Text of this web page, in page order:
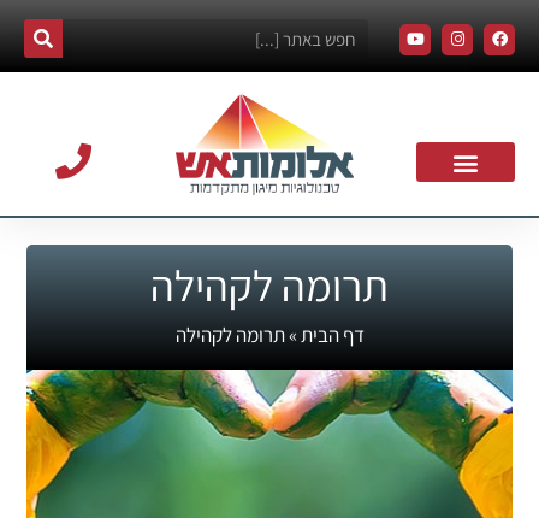
תרומה לקהילה
דף הבית»תרומה לקהילה